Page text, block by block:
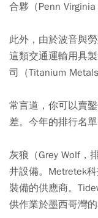
合夥（Penn Virginia
此外，由於波音與
這類交通運輸用具
司（Titanium
常言道，你可以賣
差。今年的排行名單
灰狼（Grey Wolf，
井設備。Metretek
裝備的供應商。
供作業於墨西哥灣的